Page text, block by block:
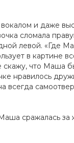
и даже
сломала
левой. «Где
в картине
скажу, что Маша
нравилось
всегда
сражалась за